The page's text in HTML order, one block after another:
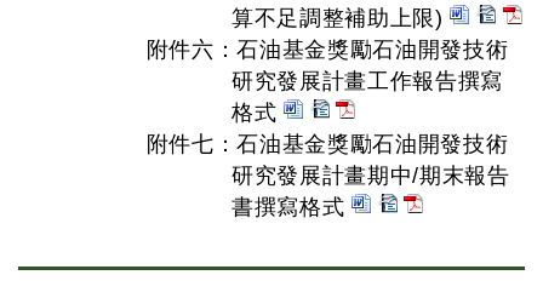
算不足調整補助上限)
附件六：石油基金獎勵石油開發技術
研究發展計畫工作報告撰寫
格式
附件七：石油基金獎勵石油開發技術
研究發展計畫期中/期末報告
書撰寫格式